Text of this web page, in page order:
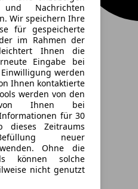
Nachrichten
Wir speichern Ihre
für gespeicherte
im Rahmen der
Ihnen die
Eingabe bei
werden
Ihnen kontaktierte
werden von den
Ihnen bei
für 30
dieses Zeitraums
neuer
Ohne die
können solche
nicht genutzt